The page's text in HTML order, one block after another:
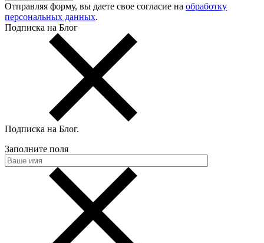
Отправляя форму, вы даете свое согласие на обработку
персональных данных.
Подписка на Блог
Подписка на Блог.
Заполните поля